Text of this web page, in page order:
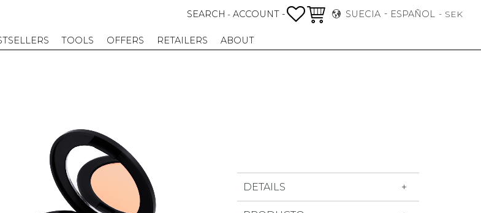
SEARCH - ACCOUNT - FAVORITOS
CESTA SUECIA ESPAÑOL SEK
TOOLS OFFERS RETAILERS ABOUT
DETAILS